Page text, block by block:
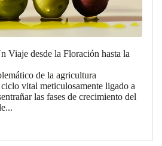
Viaje desde la Floración hasta la
de la agricultura
vital meticulosamente ligado a
las fases de crecimiento del